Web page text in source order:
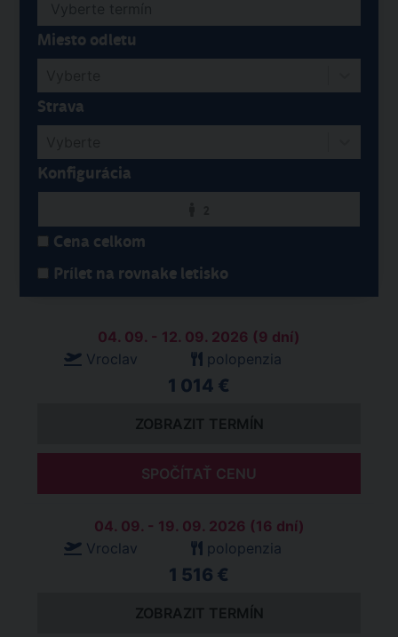
Miesto odletu
Strava
Konfigurácia
Cena celkom
Prílet na rovnake letisko
04. 09. - 12. 09. 2026 (9 dní)
Vroclav
polopenzia
1 014 €
ZOBRAZIT TERMÍN
SPOČÍTAŤ CENU
04. 09. - 19. 09. 2026 (16 dní)
Vroclav
polopenzia
1 516 €
ZOBRAZIT TERMÍN